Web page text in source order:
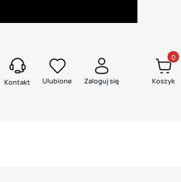
Kontakt Ulubione Zaloguj się Koszyk